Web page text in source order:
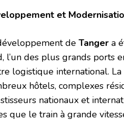
et
de Tanger a
l’un des plus grands ports
logistique international.
hôtels, complexes
nationaux et
que le train à grande